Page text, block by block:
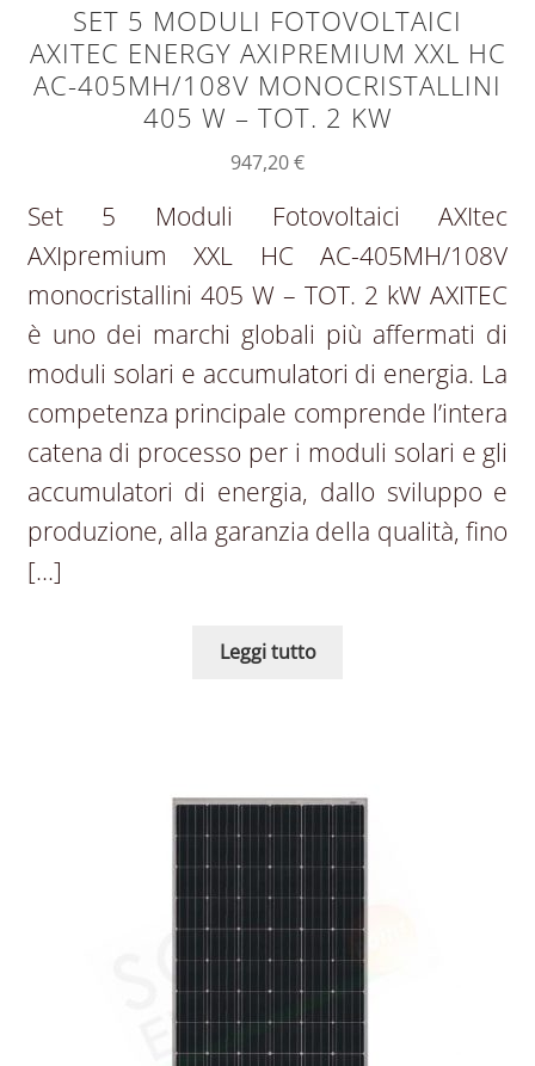
SET 5 MODULI FOTOVOLTAICI
AXITEC ENERGY AXIPREMIUM XXL HC
AC-405MH/108V MONOCRISTALLINI
405 W – TOT. 2 KW
947,20€
Set 5 Moduli Fotovoltaici AXItec
AXIpremium XXL HC AC-405MH/108V
monocristallini 405 W – TOT. 2 kW AXITEC
è uno dei marchi globali più affermati di
moduli solari e accumulatori di energia. La
competenza principale comprende l’intera
catena di processo per i moduli solari e gli
accumulatori di energia, dallo sviluppo e
produzione, alla garanzia della qualità, fino
[…]
Leggi tutto